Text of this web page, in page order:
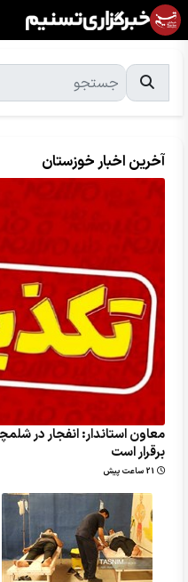
آخرین اخبار خوزستان
معاون استاندار: انفجار در
برقرار است
21 ساعت پیش